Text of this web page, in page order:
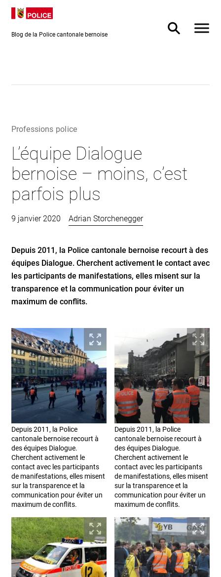
Directement
au contenu
Directement
vers la
recherche
Blog de la Police cantonale bernoise
Professions police
L’équipe Dialogue
bernoise – moins, c’est
parfois plus
9 janvier 2020 Adrian Storchenegger
Depuis 2011, la Police cantonale bernoise recourt à des
équipes Dialogue. Cherchent activement le contact avec
les participants de manifestations, elles misent sur la
transparence et la communication pour éviter un
maximum de conflits.
Depuis 2011, la Police
cantonale bernoise recourt à
des équipes Dialogue.
Cherchent activement le
contact avec les participants
de manifestations, elles misent
sur la transparence et la
communication pour éviter un
maximum de conflits.
Depuis 2011, la Police
cantonale bernoise recourt à
des équipes Dialogue.
Cherchent activement le
contact avec les participants
de manifestations, elles misent
sur la transparence et la
communication pour éviter un
maximum de conflits.